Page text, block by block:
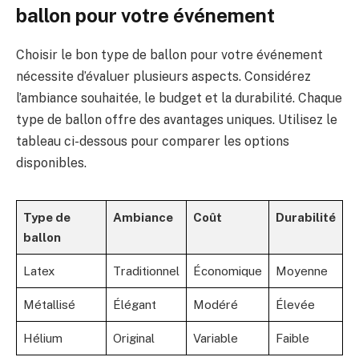
ballon pour votre événement
Choisir le bon type de ballon pour votre événement
nécessite d’évaluer plusieurs aspects. Considérez
l’ambiance souhaitée, le budget et la durabilité. Chaque
type de ballon offre des avantages uniques. Utilisez le
tableau ci-dessous pour comparer les options
disponibles.
Type de
ballon
Ambiance Coût Durabilité
Latex Traditionnel Économique Moyenne
Métallisé Élégant Modéré Élevée
Hélium Original Variable Faible